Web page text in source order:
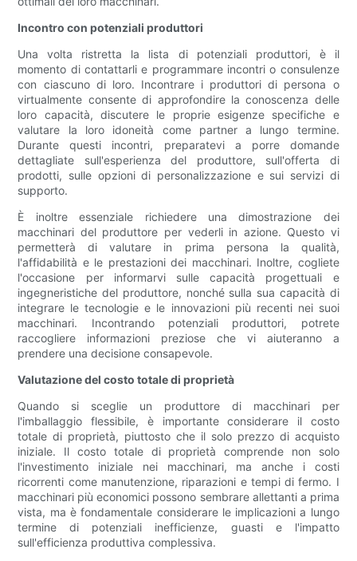
Incontro con potenziali produttori
Una volta ristretta la lista di potenziali produttori, è il
momento di contattarli e programmare incontri o consulenze
con ciascuno di loro. Incontrare i produttori di persona o
virtualmente consente di approfondire la conoscenza delle
loro capacità, discutere le proprie esigenze specifiche e
valutare la loro idoneità come partner a lungo termine.
Durante questi incontri, preparatevi a porre domande
dettagliate sull'esperienza del produttore, sull'offerta di
prodotti, sulle opzioni di personalizzazione e sui servizi di
supporto.
È inoltre essenziale richiedere una dimostrazione dei
macchinari del produttore per vederli in azione. Questo vi
permetterà di valutare in prima persona la qualità,
l'affidabilità e le prestazioni dei macchinari. Inoltre, cogliete
l'occasione per informarvi sulle capacità progettuali e
ingegneristiche del produttore, nonché sulla sua capacità di
integrare le tecnologie e le innovazioni più recenti nei suoi
macchinari. Incontrando potenziali produttori, potrete
raccogliere informazioni preziose che vi aiuteranno a
prendere una decisione consapevole.
Valutazione del costo totale di proprietà
Quando si sceglie un produttore di macchinari per
l'imballaggio flessibile, è importante considerare il costo
totale di proprietà, piuttosto che il solo prezzo di acquisto
iniziale. Il costo totale di proprietà comprende non solo
l'investimento iniziale nei macchinari, ma anche i costi
ricorrenti come manutenzione, riparazioni e tempi di fermo. I
macchinari più economici possono sembrare allettanti a prima
vista, ma è fondamentale considerare le implicazioni a lungo
termine di potenziali inefficienze, guasti e l'impatto
sull'efficienza produttiva complessiva.